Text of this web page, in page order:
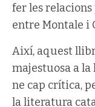
fer les
entre Montale i
Així, aquest
majestuosa a
ne cap crítica,
la literatura